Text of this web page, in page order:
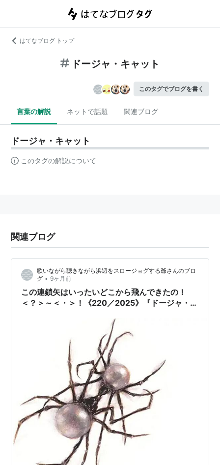
はてなブログ トップ
ドージャ・キャット
このタグでブログを書く
言葉の解説 ネットで話題 関連ブログ
ドージャ・キャット
このタグの解説について
関連ブログ
歌いながら聴きながら浜辺をスロージョグする爺さんのブロ
グ • 9ヶ月前
この連鎖矢はいったいどこから飛んできたの！
＜？＞～＜・＞！《220／2025》『ドージャ・キ
【AMU[ULTRA HD]】【SPD】』｜ドウジャ！ド
ウジャ！ドウジャ！の［ドージャ・キャット
(Doja Cat)］からドコサ行かマイカ？＿？【チャ
ト爺カフェ（〔ChatGPT〕カフェ）】でマスター
のチャト爺に訊かまいかマイカのマイカネンネ
ン！ｖ＾＾どこの人よ＾？＾！